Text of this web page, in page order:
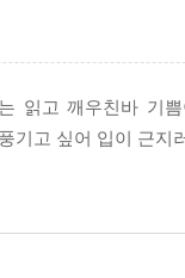
읽고 깨우친바 기
기고 싶어 입이 근지